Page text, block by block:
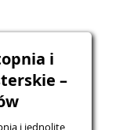
i
–
i jednolite